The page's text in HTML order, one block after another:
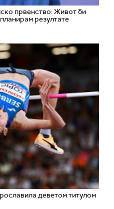
првенство: Живот би
резултате
деветом титулом